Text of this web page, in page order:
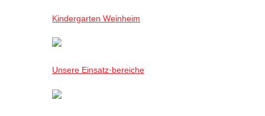
Kindergarten Weinheim
Unsere Einsatz·bereiche